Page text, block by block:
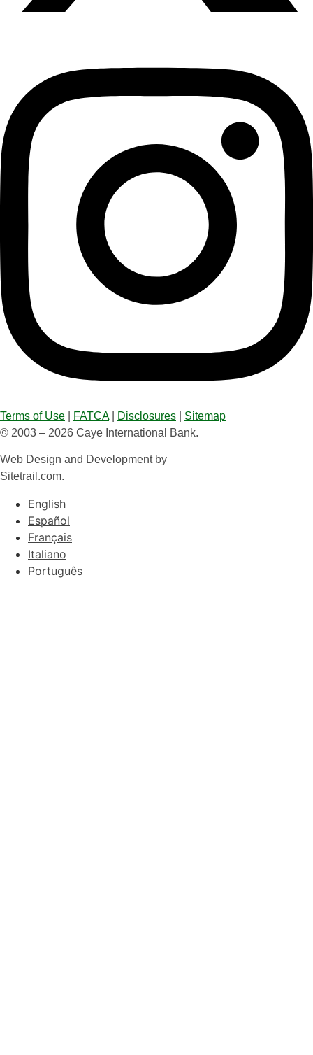
Terms of Use FATCA| Disclosures
Sitemap
© 2003 – 2026 Caye International Bank.
Web Design and Development by
Sitetrail.com.
English
Español
Français
Italiano
Português